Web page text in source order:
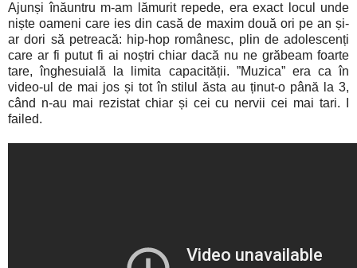
Ajunși înăuntru m-am lămurit repede, era exact locul unde
niște oameni care ies din casă de maxim două ori pe an și-
ar dori să petreacă: hip-hop românesc, plin de adolescenți
care ar fi putut fi ai noștri chiar dacă nu ne grăbeam foarte
tare, înghesuială la limita capacității. ”Muzica” era ca în
video-ul de mai jos și tot în stilul ăsta au ținut-o până la 3,
când n-au mai rezistat chiar și cei cu nervii cei mai tari. I
failed.